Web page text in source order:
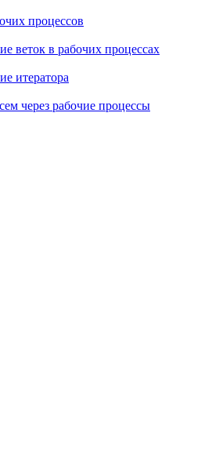
процессов
веток в рабочих процессах
итератора
через рабочие процессы